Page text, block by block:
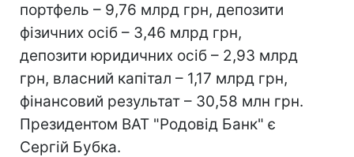
портфель – 9,76 млрд грн, депозити
фізичних осіб – 3,46 млрд грн,
депозити юридичних осіб – 2,93 млрд
грн, власний капітал – 1,17 млрд грн,
фінансовий результат – 30,58 млн грн.
Президентом ВАТ "Родовід Банк" є
Сергій Бубка.